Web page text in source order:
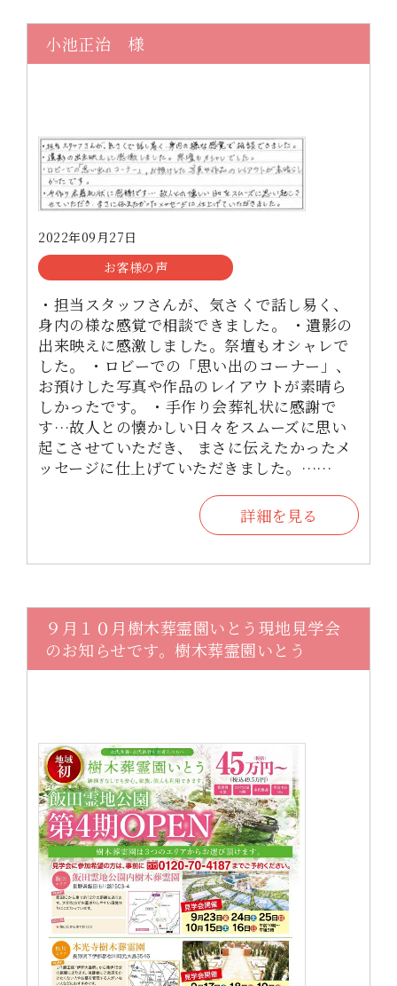
小池正治 様
2022年09月27日
お客様の声
・担当スタッフさんが、気さくで話し易く、
身内の様な感覚で相談できました。 ・遺影の
出来映えに感激しました。祭壇もオシャレで
した。 ・ロビーでの「思い出のコーナー」、
お預けした写真や作品のレイアウトが素晴ら
しかったです。 ・手作り会葬礼状に感謝で
す…故人との懐かしい日々をスムーズに思い
起こさせていただき、 まさに伝えたかったメ
ッセージに仕上げていただきました。……
詳細を見る
９月１０月樹木葬霊園いとう現地見学会
のお知らせです。樹木葬霊園いとう